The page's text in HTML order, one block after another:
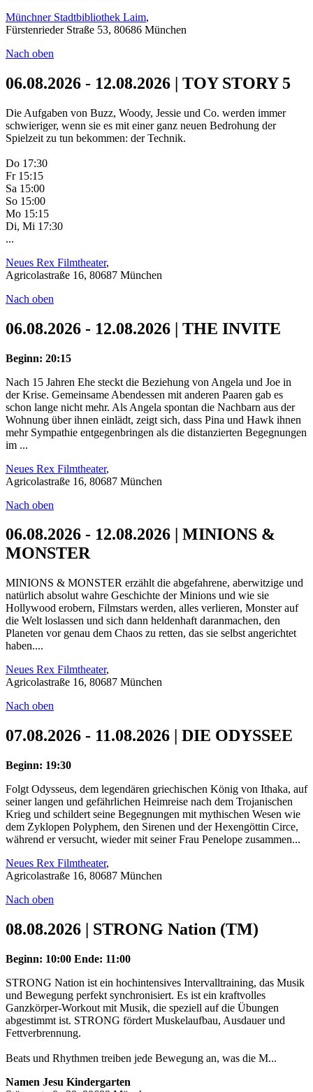
Münchner Stadtbibliothek Laim,
Fürstenrieder Straße 53, 80686 München
Nach oben
06.08.2026 - 12.08.2026 | TOY STORY 5
Die Aufgaben von Buzz, Woody, Jessie und Co. werden immer
schwieriger, wenn sie es mit einer ganz neuen Bedrohung der
Spielzeit zu tun bekommen: der Technik.
Do 17:30
Fr 15:15
Sa 15:00
So 15:00
Mo 15:15
Di, Mi 17:30
...
Neues Rex Filmtheater,
Agricolastraße 16, 80687 München
Nach oben
06.08.2026 - 12.08.2026 | THE INVITE
Beginn: 20:15
Nach 15 Jahren Ehe steckt die Beziehung von Angela und Joe in
der Krise. Gemeinsame Abendessen mit anderen Paaren gab es
schon lange nicht mehr. Als Angela spontan die Nachbarn aus der
Wohnung über ihnen einlädt, zeigt sich, dass Pina und Hawk ihnen
mehr Sympathie entgegenbringen als die distanzierten Begegnungen
im ...
Neues Rex Filmtheater,
Agricolastraße 16, 80687 München
Nach oben
06.08.2026 - 12.08.2026 | MINIONS &
MONSTER
MINIONS & MONSTER erzählt die abgefahrene, aberwitzige und
natürlich absolut wahre Geschichte der Minions und wie sie
Hollywood erobern, Filmstars werden, alles verlieren, Monster auf
die Welt loslassen und sich dann heldenhaft daranmachen, den
Planeten vor genau dem Chaos zu retten, das sie selbst angerichtet
haben....
Neues Rex Filmtheater,
Agricolastraße 16, 80687 München
Nach oben
07.08.2026 - 11.08.2026 | DIE ODYSSEE
Beginn: 19:30
Folgt Odysseus, dem legendären griechischen König von Ithaka, auf
seiner langen und gefährlichen Heimreise nach dem Trojanischen
Krieg und schildert seine Begegnungen mit mythischen Wesen wie
dem Zyklopen Polyphem, den Sirenen und der Hexengöttin Circe,
während er versucht, wieder mit seiner Frau Penelope zusammen...
Neues Rex Filmtheater,
Agricolastraße 16, 80687 München
Nach oben
08.08.2026 | STRONG Nation (TM)
Beginn: 10:00 Ende: 11:00
STRONG Nation ist ein hochintensives Intervalltraining, das Musik
und Bewegung perfekt synchronisiert. Es ist ein kraftvolles
Ganzkörper-Workout mit Musik, die speziell auf die Übungen
abgestimmt ist. STRONG fördert Muskelaufbau, Ausdauer und
Fettverbrennung.
Beats und Rhythmen treiben jede Bewegung an, was die M...
Namen Jesu Kindergarten